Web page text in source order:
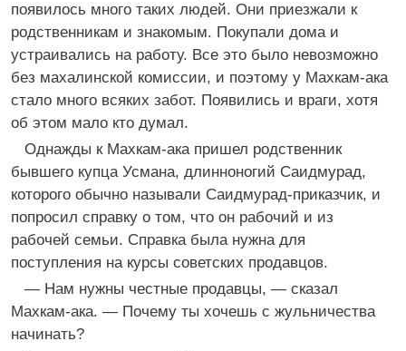
появилось много таких людей. Они приезжали к
родственникам и знакомым. Покупали дома и
устраивались на работу. Все это было невозможно
без махалинской комиссии, и поэтому у Махкам-ака
стало много всяких забот. Появились и враги, хотя
об этом мало кто думал.
Однажды к Махкам-ака пришел родственник
бывшего купца Усмана, длинноногий Саидмурад,
которого обычно называли Саидмурад-приказчик, и
попросил справку о том, что он рабочий и из
рабочей семьи. Справка была нужна для
поступления на курсы советских продавцов.
— Нам нужны честные продавцы, — сказал
Махкам-ака. — Почему ты хочешь с жульничества
начинать?